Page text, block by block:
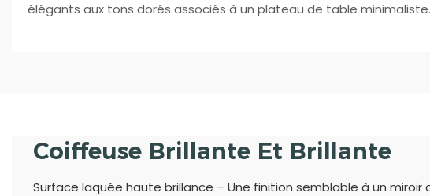
élégants aux tons dorés associés à un plateau de table minimaliste.
Coiffeuse Brillante Et Brillante
Surface laquée haute brillance – Une finition semblable à un miroir